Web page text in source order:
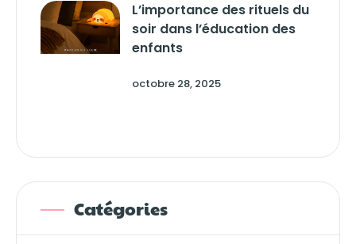
L’importance des rituels du
soir dans l’éducation des
enfants
octobre 28, 2025
Catégories